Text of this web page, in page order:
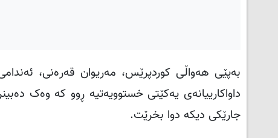
بەپێی هەواڵی کوردپرێس، مەریوان قەرەنی،
داواکارییانەی یەکێتی خستوویەتیە ڕوو کە وەک
جارێکی دیکە دوا بخرێت.